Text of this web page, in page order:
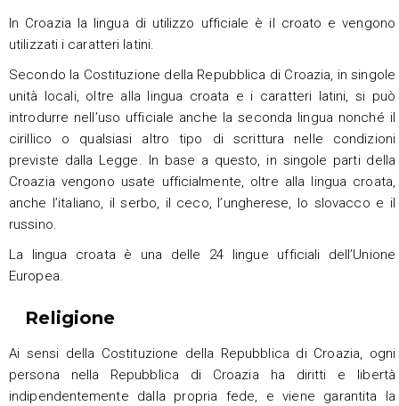
In Croazia la lingua di utilizzo ufficiale è il croato e vengono
utilizzati i caratteri latini.
Secondo la Costituzione della Repubblica di Croazia, in singole
unità locali, oltre alla lingua croata e i caratteri latini, si può
introdurre nell’uso ufficiale anche la seconda lingua nonché il
cirillico o qualsiasi altro tipo di scrittura nelle condizioni
previste dalla Legge. In base a questo, in singole parti della
Croazia vengono usate ufficialmente, oltre alla lingua croata,
anche l’italiano, il serbo, il ceco, l’ungherese, lo slovacco e il
russino.
La lingua croata è una delle 24 lingue ufficiali dell’Unione
Europea.
Religione
Ai sensi della Costituzione della Repubblica di Croazia, ogni
persona nella Repubblica di Croazia ha diritti e libertà
indipendentemente dalla propria fede, e viene garantita la